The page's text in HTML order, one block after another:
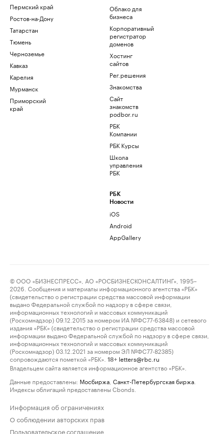
Пермский край
Ростов-на-Дону
Татарстан
Тюмень
Черноземье
Кавказ
Карелия
Мурманск
Приморский
край
Облако для
бизнеса
Корпоративный
регистратор
доменов
Хостинг
сайтов
Рег.решения
Знакомства
Сайт
знакомств
podbor.ru
РБК
Компании
РБК Курсы
Школа
управления
РБК
РБК
Новости
iOS
Android
AppGallery
© ООО «БИЗНЕСПРЕСС», АО «РОСБИЗНЕСКОНСАЛТИНГ», 1995–
2026. Сообщения и материалы информационного агентства «РБК»
(свидетельство о регистрации средства массовой информации
выдано Федеральной службой по надзору в сфере связи,
информационных технологий и массовых коммуникаций
(Роскомнадзор) 09.12.2015 за номером ИА №ФС77-63848) и сетевого
издания «РБК» (свидетельство о регистрации средства массовой
информации выдано Федеральной службой по надзору в сфере связи,
информационных технологий и массовых коммуникаций
(Роскомнадзор) 03.12.2021 за номером ЭЛ №ФС77-82385)
сопровождаются пометкой «РБК».
18+ letters@rbc.ru
Владельцем сайта является информационное агентство «РБК».
Данные предоставлены: Мосбиржа Санкт-Петербургская биржа
Индексы облигаций предоставлены Cbonds.
Информация об ограничениях
О соблюдении авторских прав
Пользовательское соглашение